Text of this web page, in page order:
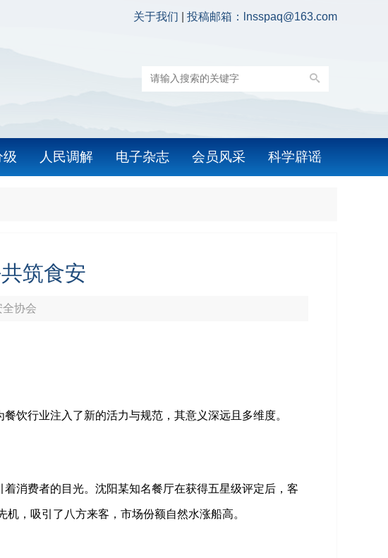
关于我们 投稿邮箱：lnsspaq@163.com
级 人民调解 电子杂志 会员风采 科学辟谣
筑食安
协会
饮行业注入了新的活力与规范，其意义深远且多维度。
消费者的目光。沈阳某知名餐厅在获得五星级评定后，客
，吸引了八方来客，市场份额自然水涨船高。